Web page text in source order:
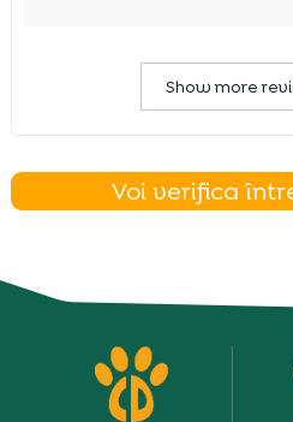
Show more
Voi verifica